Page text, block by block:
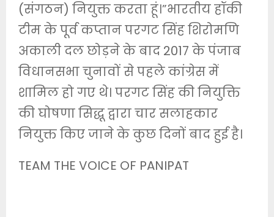
(संगठन) नियुक्त करता हूं।”भारतीय हॉकी
टीम के पूर्व कप्तान परगट सिंह शिरोमणि
अकाली दल छोड़ने के बाद 2017 के पंजाब
विधानसभा चुनावों से पहले कांग्रेस में
शामिल हो गए थे। परगट सिंह की नियुक्ति
की घोषणा सिद्धू द्वारा चार सलाहकार
नियुक्त किए जाने के कुछ दिनों बाद हुई है।
TEAM THE VOICE OF PANIPAT